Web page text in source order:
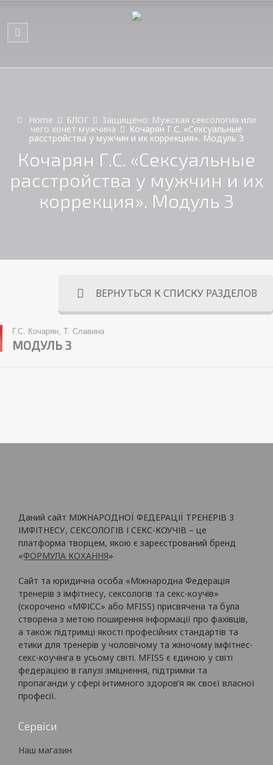
Home БЛОГ Защищено: Мужская сексология или
чего хочет мужчина Кочарян Г.С. «Сексуальные
расстройства у мужчин и их коррекция». Модуль 3
Кочарян Г.С. «Сексуальные
расстройства у мужчин и их
коррекция». Модуль 3
ВЕРНУТЬСЯ К СПИСКУ РАЗДЕЛОВ
Г.С. Кочарян, Т. Славина
МОДУЛЬ 3
Даний сайт МІЖНАРОДНОЇ ФЕДЕРАЦІЇ ТРЕНЕРІВ З
ІМФІТНЕСУ, СЕКСОЛОГІВ І СЕКС-КОУЧІВ – це
платформа творцем, якою є зареєстрований бренд
«ФОРМУЛА КОХАННЯ»
Сайт та юридична особа «Міжнародна Федерація
тренерів з імфітнесу, сексологів та секс-коучів»
(скорочено «МФІСС» або MFISS) присвячена та була
створена з метою поширення інформації про фахівців,
а також підтримці якості професійних стандартів та
етики для тренерів у чоловічому та жіночому імфітнес-
секс-коучінга в усьому світі. MFISS є єдиною у світі
федерацією в галузі зміцнення, підтримки та
пропаганди у сфері інтимного здоров’я як своєї власної
професії.
Сервіси
Наш магазин